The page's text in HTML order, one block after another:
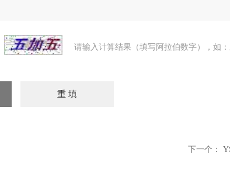
请输入计算结果（填写阿拉伯数字），如
下一个：